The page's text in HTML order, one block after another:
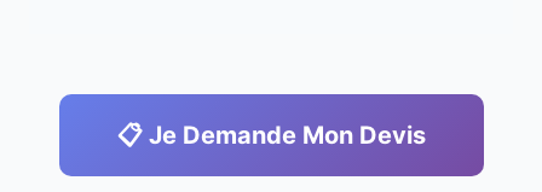
📋 Je Demande Mon Devis